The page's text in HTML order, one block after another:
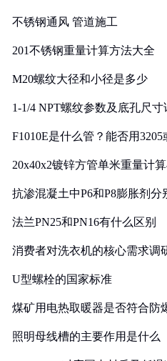
不锈钢通风 管道施工
201不锈钢重量计算方法大全
M20螺纹大径和小径是多少
1-1/4 NPT螺纹参数及底孔尺寸
F1010E是什么管？能否用3205
20x40x2镀锌方管单米重量计
抗渗混凝土中P6和P8膨胀剂分
法兰PN25和PN16有什么区别
消费者对洗衣机的核心需求调
U型螺栓的国家标准
煤矿用电热取暖器是否符合防
照明母线槽的主要作用是什么